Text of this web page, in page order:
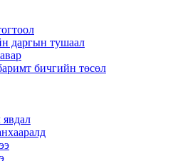
даргын тушаал
бичгийн төсөл